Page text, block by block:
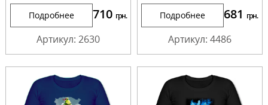
Подробнее 710 грн.
Артикул: 2630
Подробнее 681 грн.
Артикул: 4486